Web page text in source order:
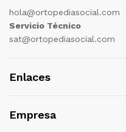
hola@ortopediasocial.com
Servicio Técnico
sat@ortopediasocial.com
Enlaces
Empresa